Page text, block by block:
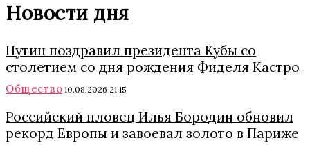
Новости дня
Путин поздравил президента Кубы со
столетием со дня рождения Фиделя Кастро
Общество 10.08.2026 21:15
Российский пловец Илья Бородин обновил
рекорд Европы и завоевал золото в Париже